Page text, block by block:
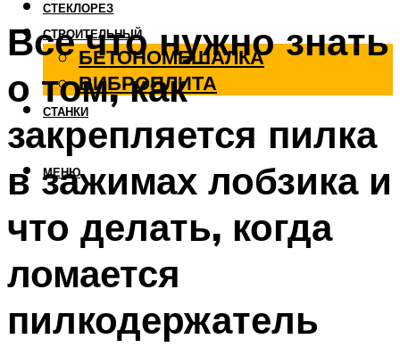
СТЕКЛОРЕЗ
СТРОИТЕЛЬНЫЙ
БЕТОНОМЕШАЛКА
ВИБРОПЛИТА
СТАНКИ
МЕНЮ
Все что нужно знать
о том, как
закрепляется пилка
в зажимах лобзика и
что делать, когда
ломается
пилкодержатель